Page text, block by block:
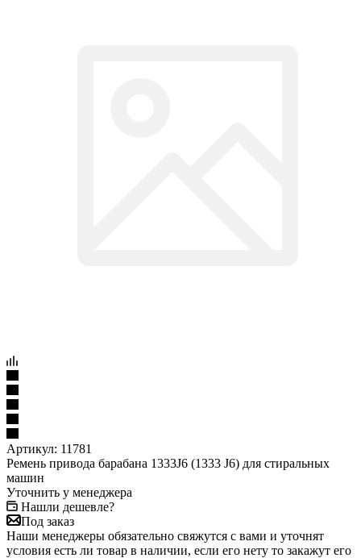
Артикул: 11781
Ремень привода барабана 1333J6 (1333 J6) для стиральных
машин
Уточнить у менеджера
Нашли дешевле?
Под заказ
Наши менеджеры обязательно свяжутся с вами и уточнят
условия есть ли товар в наличии, если его нету то закажут его